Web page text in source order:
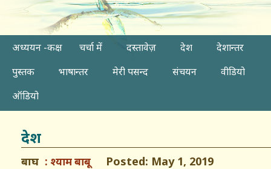
अध्ययन -कक्ष चर्चा में दस्तावेज़ देश
देशान्तर
पुस्तक
भाषान्तर मेरी पसन्द संचयन
वीडियो
ऑडियो
देश
बाघ श्याम बाबू Posted: May 1, 2019